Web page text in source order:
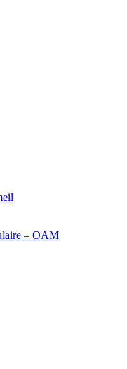
– OAM